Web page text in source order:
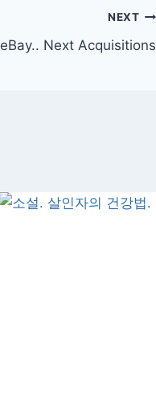
NEXT
Next Acquisitions